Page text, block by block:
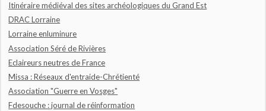
Itinéraire médiéval des sites archéologiques du Grand Est
DRAC Lorraine
Lorraine enluminure
Association Séré de Rivières
Eclaireurs neutres de France
Missa : Réseaux d'entraide-Chrétienté
Association "Guerre en Vosges"
Fdesouche : journal de réinformation